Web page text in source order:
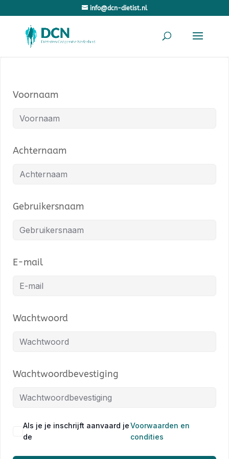
info@dcn-dietist.nl
Voornaam
Achternaam
Gebruikersnaam
E-mail
Wachtwoord
Wachtwoordbevestiging
Als je je inschrijft aanvaard je
de
Voorwaarden en
condities